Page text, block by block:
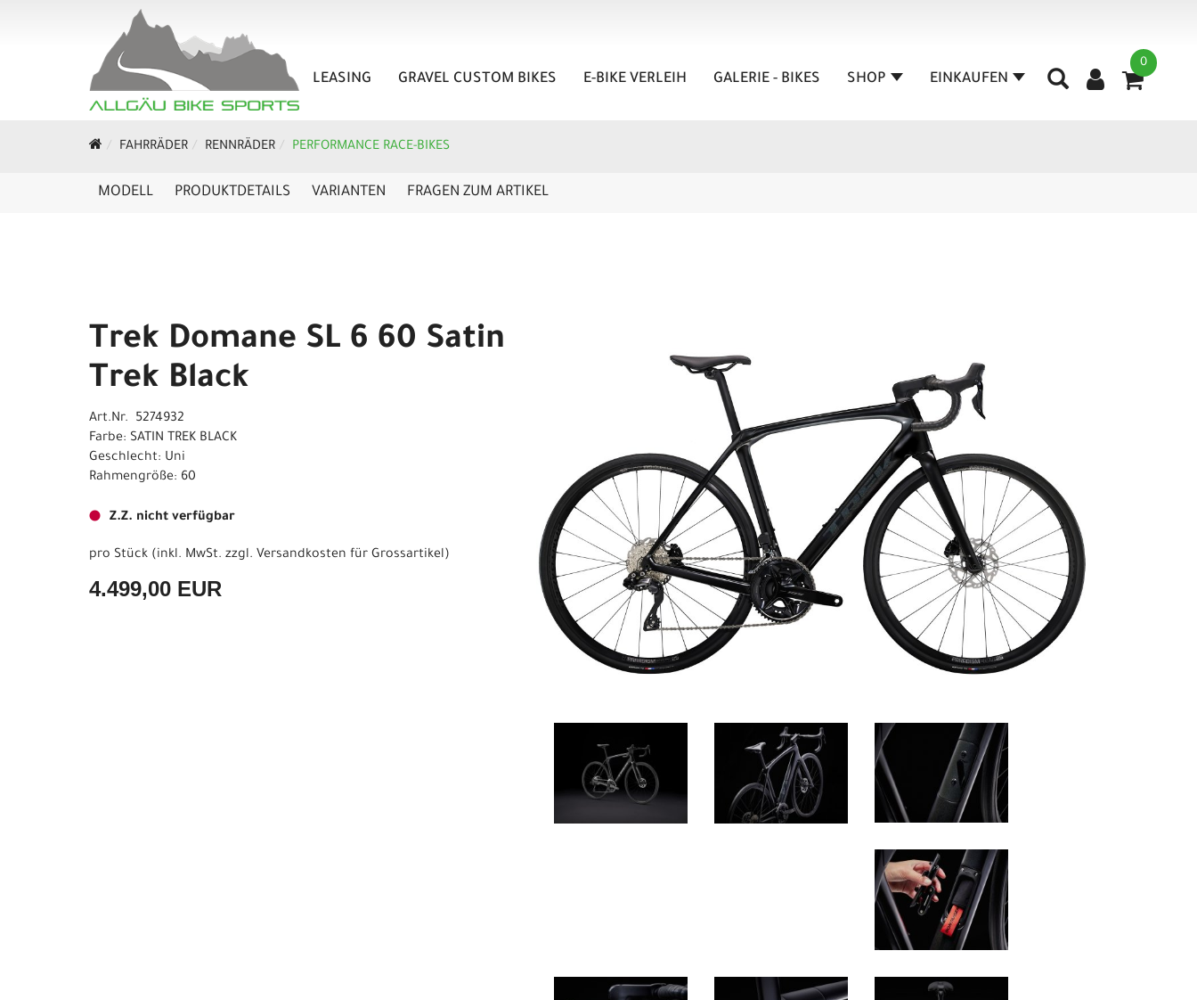
0
LEASING GRAVEL CUSTOM BIKES E-BIKE VERLEIH GALERIE - BIKES SHOP EINKAUFEN
FAHRRÄDER RENNRÄDER PERFORMANCE RACE-BIKES
MODELL PRODUKTDETAILS VARIANTEN FRAGEN ZUM ARTIKEL
Trek Domane SL 6 60 Satin
Trek Black
Art.Nr. 5274932
Farbe: SATIN TREK BLACK
Geschlecht: Uni
Rahmengröße: 60
Z.Z. nicht verfügbar
pro Stück (inkl. MwSt. zzgl. Versandkosten für Grossartikel)
4.499,00 EUR